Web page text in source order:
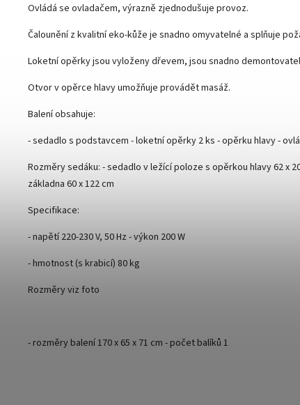
Ovládá se ovladačem, výrazně zjednodušuje provoz.
Čalounění z kvalitní eko-kůže je snadno omyvatelné a splňuje
Loketní opěrky jsou vyloženy dřevem, jsou snadno
Otvor v opěrce hlavy umožňuje provádět masáž.
Balení obsahuje:
- sedadlo s podstavcem - loketní opěrky 2 ks - opěrku hlavy -
Rozměry sedáku: - sedadlo v ležící poloze s opěrkou hlavy 62 x
základna 60 x 122 cm
Specifikace:
- napětí 220-230 V, 50 Hz - výkon 200 W
- hmotnost (s krabicí) 80 kg
Rozměry viz foto
- rozměry balení 170 x 65 x 71 cm - počet balíků 1